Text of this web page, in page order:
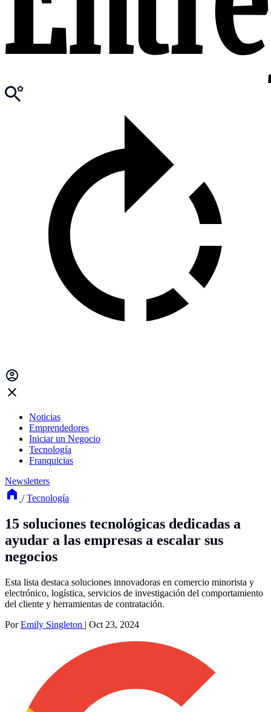
Noticias
Emprendedores
Iniciar un Negocio
Tecnología
Franquicias
Newsletters
/ Tecnología
15 soluciones tecnológicas dedicadas a
ayudar a las empresas a escalar sus
negocios
Esta lista destaca soluciones innovadoras en comercio minorista y
electrónico, logística, servicios de investigación del comportamiento
del cliente y herramientas de contratación.
PorEmily Singleton | Oct 23, 2024